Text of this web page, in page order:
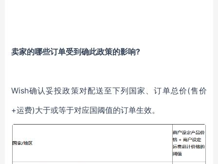
卖家的哪些订单受到确此政策的影响?
Wish确认妥投政策对配送至下列国家、订单总价(售价
+运费)大于或等于对应国阈值的订单生效。